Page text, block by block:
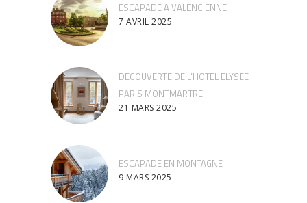
ESCAPADE A VALENCIENNE
7 AVRIL 2025
DECOUVERTE DE L’HOTEL ELYSEE
PARIS MONTMARTRE
21 MARS 2025
ESCAPADE EN MONTAGNE
9 MARS 2025